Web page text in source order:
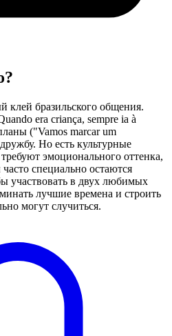
бразильского общения.
era criança, sempre ia à
("Vamos marcar um
Но есть культурные
эмоционального оттенка,
специально остаются
участвовать в двух любимых
лучшие времена и строить
могут случиться.